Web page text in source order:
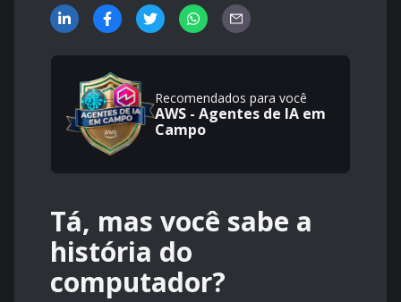
Recomendados para você
AWS - Agentes de IA em
Campo
Tá, mas você sabe a
história do
computador?